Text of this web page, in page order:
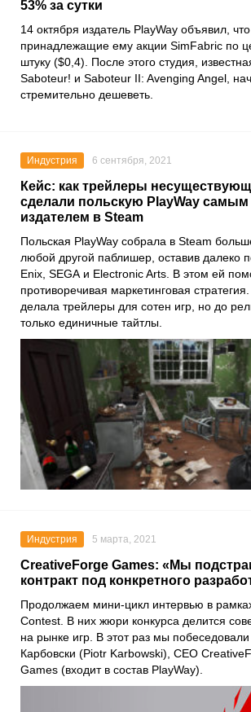
53% за сутки
14 октября издатель PlayWay объявил,
принадлежащие ему акции SimFabric по
штуку ($0,4). После этого студия,
Saboteur! и Saboteur II: Avenging Angel ,
стремительно дешеветь.
Индустрия 6 сентября, 2021
Кейс: как трейлеры
сделали польскую PlayWay
издателем в Steam
Польская PlayWay собрала в Steam
любой другой паблишер, оставив далеко
Enix, SEGA и Electronic Arts . В этом ей
противоречивая маркетинговая
делала трейлеры для сотен игр, но до
только единичные тайтлы.
Индустрия 5 марта, 2021
CreativeForge Games: «Мы
контракт под конкретного
Продолжаем мини-цикл интервью в
Contest. В них жюри конкурса делится
на рынке игр. В этот раз мы побеседовали
Карбовски (Piotr Karbowski), CEO
Games (входит в состав PlayWay).